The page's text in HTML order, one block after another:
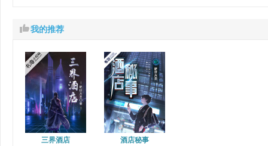
我的推荐
三界酒店 酒店秘事